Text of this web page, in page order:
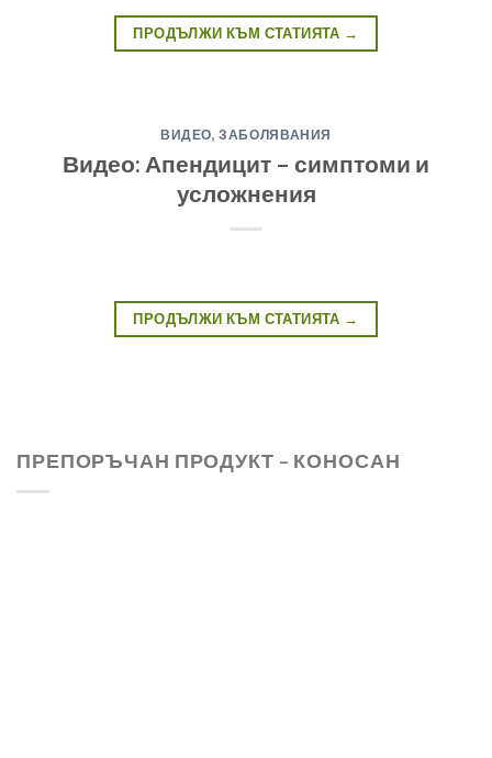
ПРОДЪЛЖИ КЪМ СТАТИЯТА →
ВИДЕО,ЗАБОЛЯВАНИЯ
Видео: Апендицит – симптоми и
усложнения
ПРОДЪЛЖИ КЪМ СТАТИЯТА →
ПРЕПОРЪЧАН ПРОДУКТ – КОНОСАН